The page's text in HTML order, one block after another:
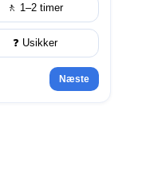
🚶 1–2 timer
❓ Usikker
Næste